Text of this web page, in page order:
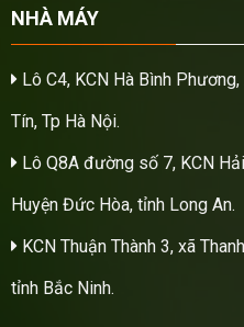
NHÀ MÁY
Lô C4, KCN Hà Bình
Tín, Tp Hà Nội.
Lô Q8A đường số 7, KCN
Huyện Đức Hòa, tỉnh Long An.
KCN Thuận Thành 3, xã
tỉnh Bắc Ninh.